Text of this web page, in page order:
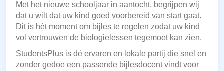
Met het nieuwe schooljaar in aantocht, begrijpen wij
dat u wilt dat uw kind goed voorbereid van start gaat.
Dit is hét moment om bijles te regelen zodat uw kind
vol vertrouwen de biologielessen tegemoet kan zien.
StudentsPlus is dé ervaren en lokale partij die snel en
zonder gedoe een passende bijlesdocent vindt voor